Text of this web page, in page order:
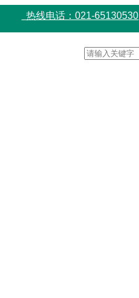
热线电话：021-65130530